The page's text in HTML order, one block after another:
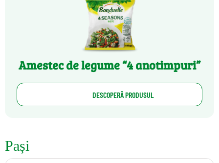
Amestec de legume “4 anotimpuri”
DESCOPERĂ PRODUSUL
Pași